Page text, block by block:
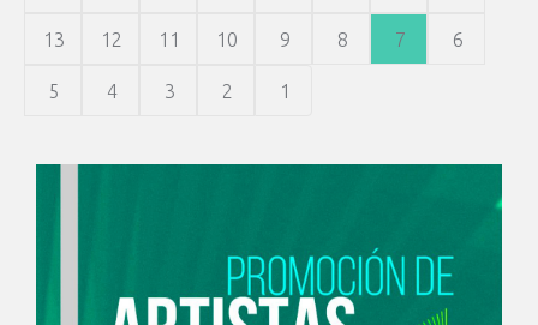
13 12 11 10 9 8 7 6
5 4 3 2 1